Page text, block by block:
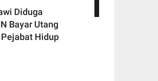
Diduga
Bayar Utang
Hidup